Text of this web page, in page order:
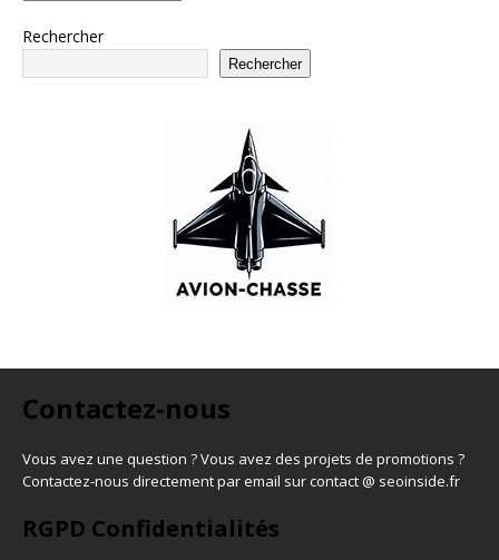
Rechercher
Rechercher
Contactez-nous
Vous avez une question ? Vous avez des projets de promotions ?
Contactez-nous directement par email sur contact @ seoinside.fr
RGPD Confidentialités